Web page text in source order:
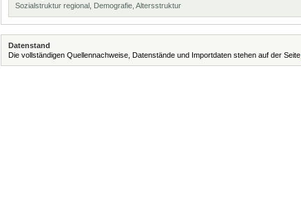
Sozialstruktur regional, Demografie, Altersstruktur
Datenstand
Die vollständigen Quellennachweise, Datenstände und Importdaten stehen auf der Seite